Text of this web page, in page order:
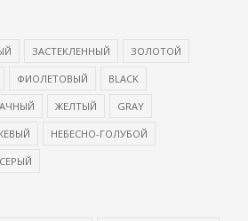
ЗАСТЕКЛЕННЫЙ ЗОЛОТОЙ
ФИОЛЕТОВЫЙ BLACK
ЖЕЛТЫЙ GRAY
НЕБЕСНО-ГОЛУБОЙ